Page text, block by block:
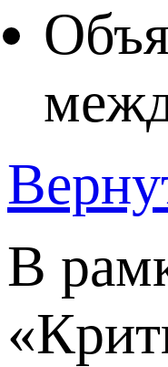
В